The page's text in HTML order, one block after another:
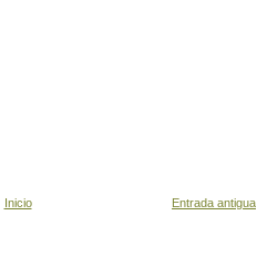
Entrada antigua
Inicio